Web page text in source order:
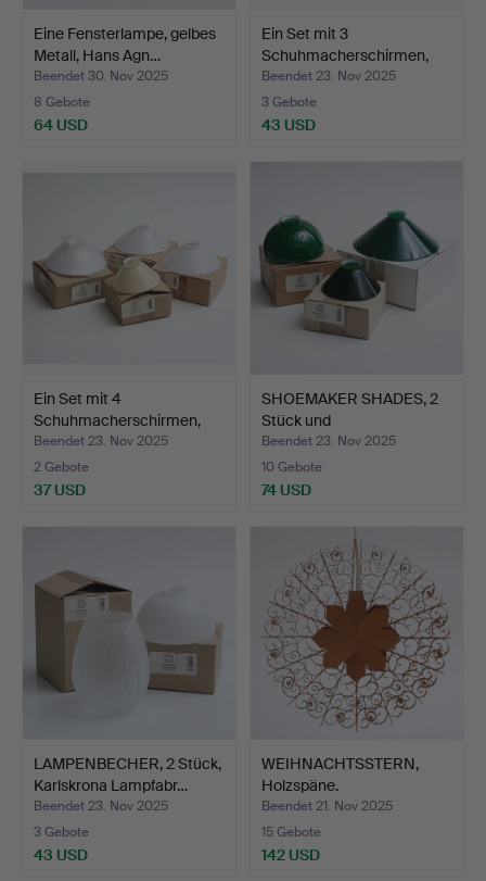
Eine Fensterlampe, gelbes
Metall, Hans Agn…
Beendet 30. Nov 2025
8 Gebote
64 USD
Ein Set mit 3
Schuhmacherschirmen,
Karlskr…
Beendet 23. Nov 2025
3 Gebote
43 USD
Ein Set mit 4
Schuhmacherschirmen,
Karlskr…
Beendet 23. Nov 2025
2 Gebote
37 USD
SHOEMAKER SHADES, 2
Stück und
UHRBILDSCHIR…
Beendet 23. Nov 2025
10 Gebote
74 USD
LAMPENBECHER, 2 Stück,
Karlskrona Lampfabr…
Beendet 23. Nov 2025
3 Gebote
43 USD
WEIHNACHTSSTERN,
Holzspäne.
Beendet 21. Nov 2025
15 Gebote
142 USD